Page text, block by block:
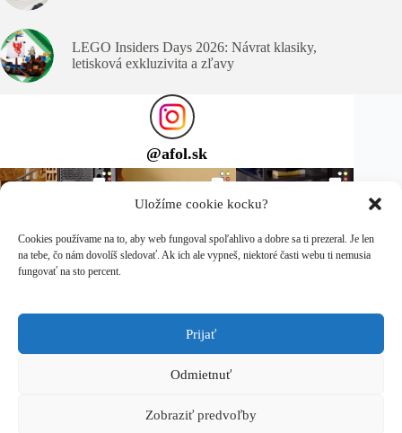
Uložíme cookie kocku?
Cookies používame na to, aby web fungoval spoľahlivo a dobre sa ti prezeral. Je len
na tebe, čo nám dovolíš sledovať. Ak ich ale vypneš, niektoré časti webu ti nemusia
fungovať na sto percent.
Prijať
Odmietnuť
Zobraziť predvoľby
LEGO Insiders Days 2026: Návrat klasiky,
letisková exkluzivita a zľavy
@afol.sk
Sleduj ma na Instagrame
túto stránku nesponzoruje, neautorizuje ani neschvaľuje.